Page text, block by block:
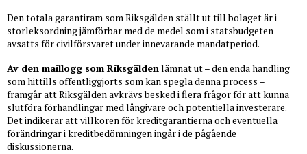
Den totala garantiram som Riksgälden ställt ut till bolaget är i
storleksordning jämförbar med de medel som i statsbudgeten
avsatts för civilförsvaret under innevarande mandatperiod.
Av den maillogg som Riksgäldenlämnat ut – den enda handling
som hittills offentliggjorts som kan spegla denna process –
framgår att Riksgälden avkrävs besked i flera frågor för att kunna
slutföra förhandlingar med långivare och potentiella investerare.
Det indikerar att villkoren för kreditgarantierna och eventuella
förändringar i kreditbedömningen ingår i de pågående
diskussionerna.